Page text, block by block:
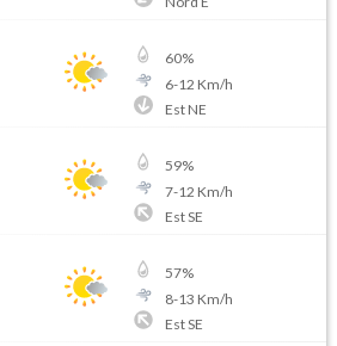
60%
6-12 Km/h
Est NE
59%
7-12 Km/h
Est SE
57%
8-13 Km/h
Est SE